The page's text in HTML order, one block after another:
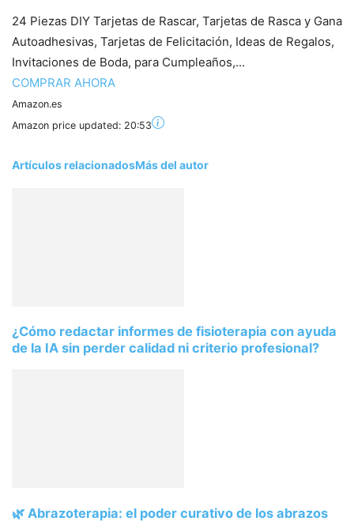
24 Piezas DIY Tarjetas de Rascar, Tarjetas de Rasca y Gana
Autoadhesivas, Tarjetas de Felicitación, Ideas de Regalos,
Invitaciones de Boda, para Cumpleaños,...
COMPRAR AHORA
Amazon.es
Amazon price updated: 20:53
Artículos relacionadosMás del autor
¿Cómo redactar informes de fisioterapia con ayuda
de la IA sin perder calidad ni criterio profesional?
🌿 Abrazoterapia: el poder curativo de los abrazos